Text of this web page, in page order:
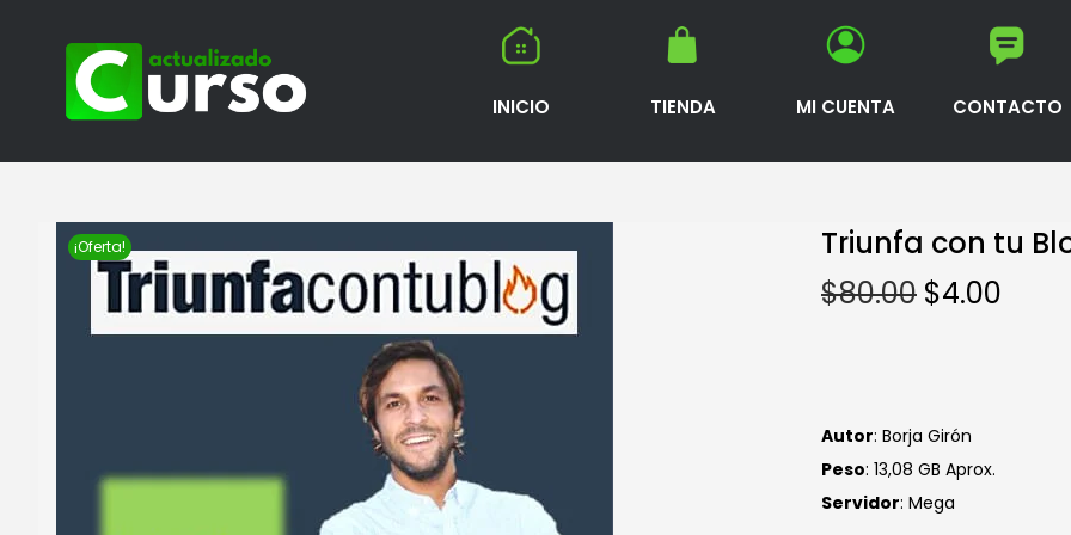
INICIO TIENDA MI CUENTA CONTACTO
¡Oferta!
Triunfa con tu
$80.00 $4.00
Autor: Borja Girón
Peso: 13,08 GB Aprox.
Servidor: Mega